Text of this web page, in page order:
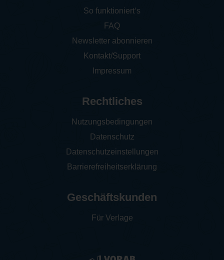
So funktioniert‘s
FAQ
Newsletter abonnieren
Kontakt/Support
Impressum
Rechtliches
Nutzungsbedingungen
Datenschutz
Datenschutzeinstellungen
Barrierefreiheitserklärung
Geschäftskunden
Für Verlage